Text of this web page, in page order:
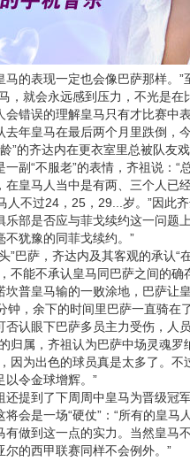
的表现一定也会像巴萨那样。”
，就会永远感到压力，不光是
会错误的理解皇马只有才比赛中
去年皇马在最后两个月里跌倒，
的齐达内在更衣室里总被队友戏
副“不服老”的表情，齐祖说：
在皇马人当中是有两、三个人已
人不过24，25，29...岁。”因此
部是否应与菲戈续约这一问题
犹豫的同菲戈续约。”
萨，齐达内及其客观的承认“
不能不承认皇马同巴萨之间的
坎普皇马输的一败涂地，巴萨让
钟，余下的时间里巴萨一直骑在
否认眼下巴萨多员主力受伤，人
归属，齐祖认为巴萨中场灵魂
因为出色的球员真是太多了。
以令金球增辉。”
提到了下周周中皇马为晋级冠
会是一场“硬仗”：“所有的皇马
做到这一点的实力。当然皇马
的西甲联赛同样不会例外。”